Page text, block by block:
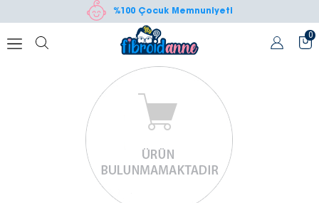
%100 Çocuk Memnuniyeti
0